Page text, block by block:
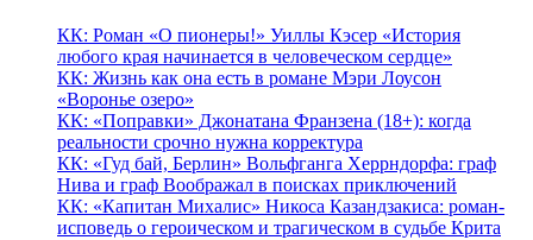
КК: Роман «О пионеры!» Уиллы Кэсер «История
любого края начинается в человеческом сердце»
КК: Жизнь как она есть в романе Мэри Лоусон
«Воронье озеро»
КК: «Поправки» Джонатана Франзена (18+): когда
реальности срочно нужна корректура
КК: «Гуд бай, Берлин» Вольфганга Херрндорфа: граф
Нива и граф Воображал в поисках приключений
КК: «Капитан Михалис» Никоса Казандзакиса: роман-
исповедь о героическом и трагическом в судьбе Крита